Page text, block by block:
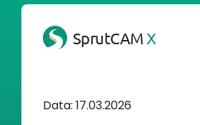
Contul meu
SprutCAM X
Data: 17.03.2026